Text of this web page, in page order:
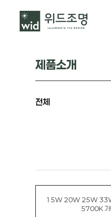
제품소개
전체
15W 20W 25W